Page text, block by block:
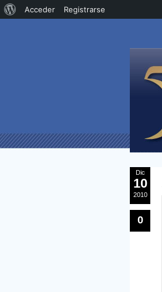
Dic
10
2010
0
Acerca
Acceder Registrarse